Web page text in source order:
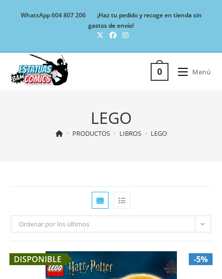
WhatsApp 604 807 206
¡Haz tu pedido y recoge en tienda sin
gastos de envío!
0 Menú
LEGO
> PRODUCTOS > LIBROS > LEGO
Ordenar por los últimos
DISPONIBLE -5%